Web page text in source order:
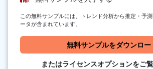
この無料サンプルには、トレンド分析から推定・予
ータが含まれています。
無料サンプルをダウンロー
またはライセンスオプションをご